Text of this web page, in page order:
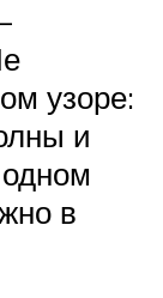
узоре:
и
в